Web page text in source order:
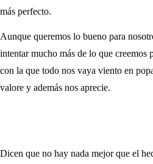
más perfecto.
Aunque queremos lo bueno para
intentar mucho más de lo que creemos
con la que todo nos vaya viento en
valore y además nos aprecie.
Dicen que no hay nada mejor que el